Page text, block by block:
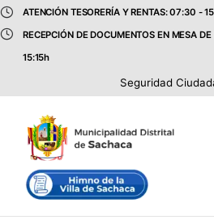
ATENCIÓN TESORERÍA Y RENTAS: 07:30 -
RECEPCIÓN DE DOCUMENTOS EN MESA
15:15h
Seguridad